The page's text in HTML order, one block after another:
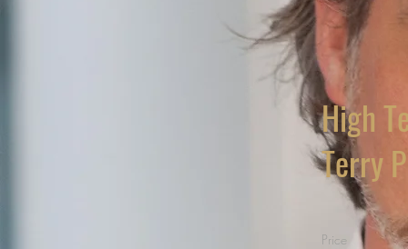
High
Terry
Price